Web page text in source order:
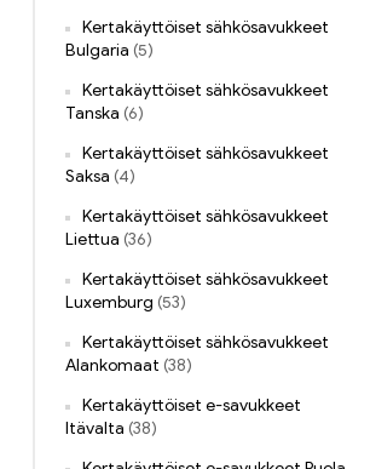
Kertakäyttöiset sähkösavukkeet
Bulgaria (5)
Kertakäyttöiset sähkösavukkeet
Tanska (6)
Kertakäyttöiset sähkösavukkeet
Saksa (4)
Kertakäyttöiset sähkösavukkeet
Liettua (36)
Kertakäyttöiset sähkösavukkeet
Luxemburg (53)
Kertakäyttöiset sähkösavukkeet
Alankomaat (38)
Kertakäyttöiset e-savukkeet
Itävalta (38)